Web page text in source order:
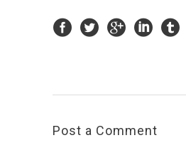
Post a Comment